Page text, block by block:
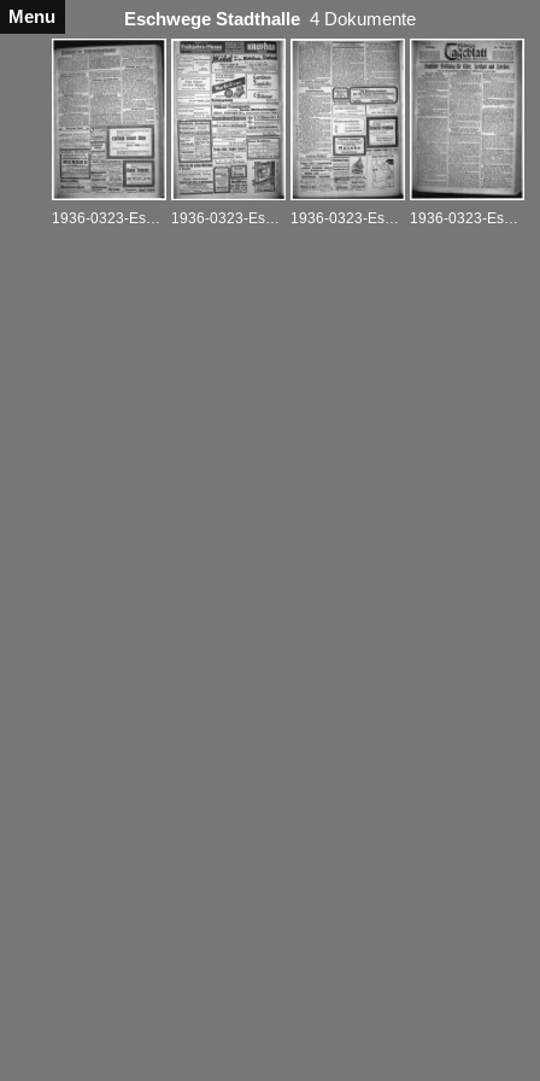
Menu Eschwege Stadthalle 4 Dokumente
1936-0323-Eschwege_Eschweger-Tageblatt_A_18.03.1936 1936-0323-Eschwege_Eschweger-Tageblatt_A_21.03.1936 1936-0323-Eschwege_Eschweger-Tageblatt_A_23.03.1936 1936-0323-Eschwege_Eschweger-Tageblatt_R_24.03.1936